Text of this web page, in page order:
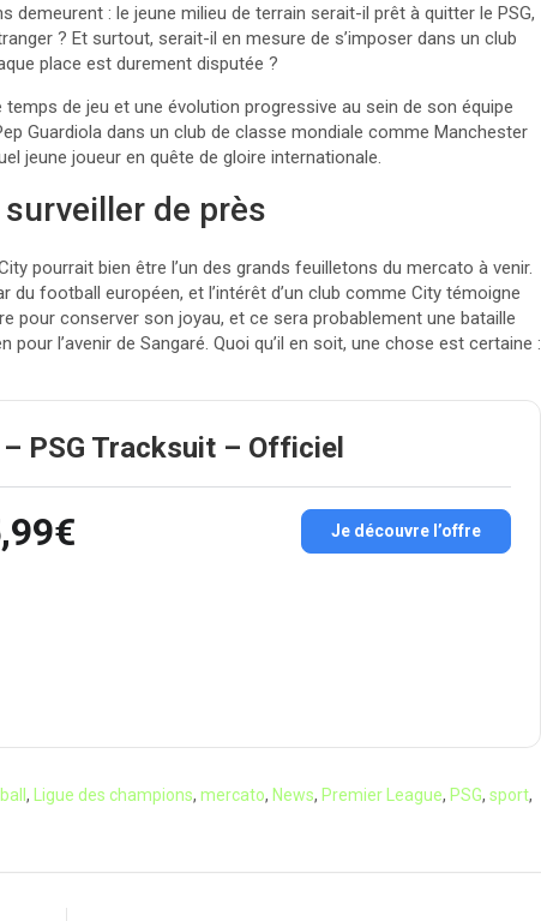
demeurent : le jeune milieu de terrain serait-il prêt à quitter le PSG,
? Et surtout, serait-il en mesure de s’imposer dans un club
place est durement disputée ?
de jeu et une évolution progressive au sein de son équipe
Guardiola dans un club de classe mondiale comme Manchester
jeune joueur en quête de gloire internationale.
de près
pourrait bien être l’un des grands feuilletons du mercato à venir.
football européen, et l’intérêt d’un club comme City témoigne
pour conserver son joyau, et ce sera probablement une bataille
l’avenir de Sangaré. Quoi qu’il en soit, une chose est certaine :
PSG Tracksuit – Officiel
Je découvre l’offre
, Ligue des champions, mercato, News, Premier League, PSG, sport,